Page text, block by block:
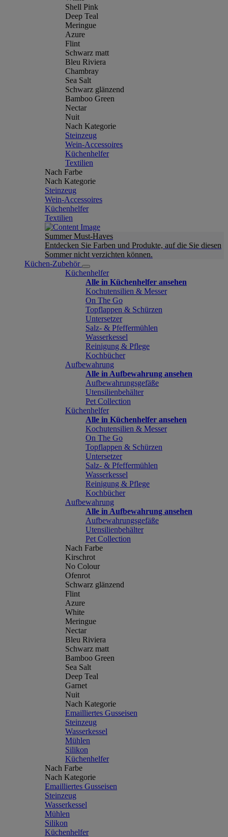
Shell Pink
Deep Teal
Meringue
Azure
Flint
Schwarz matt
Bleu Riviera
Chambray
Sea Salt
Schwarz glänzend
Bamboo Green
Nectar
Nuit
Nach Kategorie
Steinzeug
Wein-Accessoires
Küchenhelfer
Textilien
Nach Farbe
Nach Kategorie
Steinzeug
Wein-Accessoires
Küchenhelfer
Textilien
Summer Must-Haves
Entdecken Sie Farben und Produkte, auf die Sie diesen
Sommer nicht verzichten können.
Küchen-Zubehör
Küchenhelfer
Alle in Küchenhelfer ansehen
Kochutensilien & Messer
On The Go
Topflappen & Schürzen
Untersetzer
Salz- & Pfeffermühlen
Wasserkessel
Reinigung & Pflege
Kochbücher
Aufbewahrung
Alle in Aufbewahrung ansehen
Aufbewahrungsgefäße
Utensilienbehälter
Pet Collection
Küchenhelfer
Alle in Küchenhelfer ansehen
Kochutensilien & Messer
On The Go
Topflappen & Schürzen
Untersetzer
Salz- & Pfeffermühlen
Wasserkessel
Reinigung & Pflege
Kochbücher
Aufbewahrung
Alle in Aufbewahrung ansehen
Aufbewahrungsgefäße
Utensilienbehälter
Pet Collection
Nach Farbe
Kirschrot
No Colour
Ofenrot
Schwarz glänzend
Flint
Azure
White
Meringue
Nectar
Bleu Riviera
Schwarz matt
Bamboo Green
Sea Salt
Deep Teal
Garnet
Nuit
Nach Kategorie
Emailliertes Gusseisen
Steinzeug
Wasserkessel
Mühlen
Silikon
Küchenhelfer
Nach Farbe
Nach Kategorie
Emailliertes Gusseisen
Steinzeug
Wasserkessel
Mühlen
Silikon
Küchenhelfer